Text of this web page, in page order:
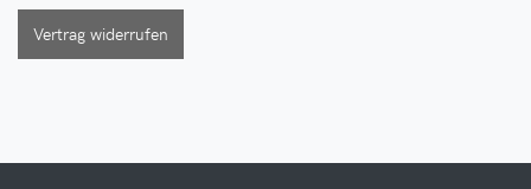
Vertrag widerrufen